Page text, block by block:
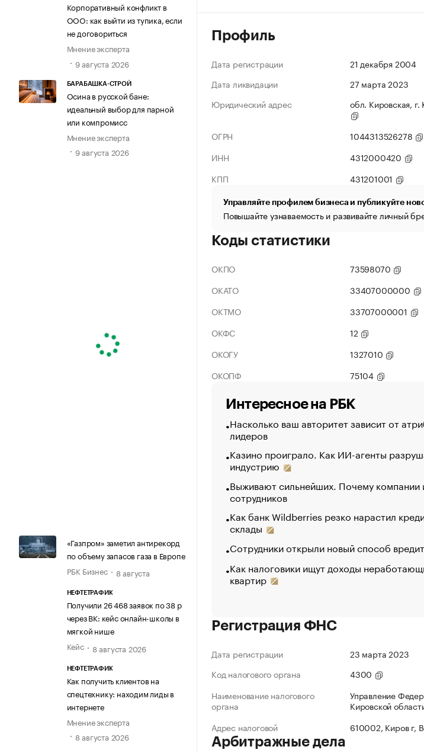
Корпоративный конфликт в
ООО: как выйти из тупика, если
не договориться
Мнение эксперта
9 августа 2026
БАРАБАШКА-СТРОЙ
Осина в русской бане:
идеальный выбор для парной
или компромисс
Мнение эксперта
9 августа 2026
«Газпром» заметил антирекорд
по объему запасов газа в Европе
РБК Бизнес
8 августа
НЕФТЕТРАФИК
Получили 26 468 заявок по 38 р
через ВК: кейс онлайн-школы в
мягкой нише
Кейс
8 августа 2026
НЕФТЕТРАФИК
Как получить клиентов на
спецтехнику: находим лиды в
интернете
Мнение эксперта
8 августа 2026
Профиль
Дата регистрации
21 декабря 2004
Дата ликвидации
27 марта 2023
Юридический адрес
обл. Кировская,
ОГРН
1044313526278
ИНН
4312000420
КПП
431201001
Управляйте профилем бизнеса и публикуйте
Повышайте узнаваемость и развивайте личный
Коды статистики
ОКПО
73598070
ОКАТО
33407000000
ОКТМО
33707000001
ОКФС
12
ОКОГУ
1327010
ОКОПФ
75104
Интересное на РБК
Насколько ваш авторитет зависит от
лидеров
Казино проиграло. Как ИИ-агенты
индустрию
Выживают сильнейших. Почему компании
сотрудников
Как банк Wildberries резко нарастил
склады
Сотрудники открыли новый способ
Как налоговики ищут доходы
квартир
Регистрация ФНС
Дата регистрации
23 марта 2023
Код налогового органа
4300
Наименование налогового
органа
Управление
Кировской
Адрес налоговой
610002, Киров г,
Арбитражные дела